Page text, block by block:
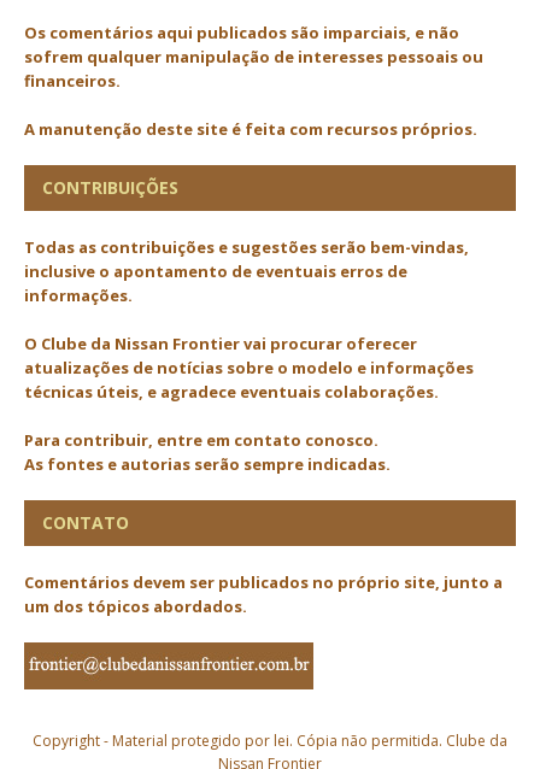
Os comentários aqui publicados são imparciais, e não
sofrem qualquer manipulação de interesses pessoais ou
financeiros.
A manutenção deste site é feita com recursos próprios.
CONTRIBUIÇÕES
Todas as contribuições e sugestões serão bem-vindas,
inclusive o apontamento de eventuais erros de
informações.
O Clube da Nissan Frontier vai procurar oferecer
atualizações de notícias sobre o modelo e informações
técnicas úteis, e agradece eventuais colaborações.
Para contribuir, entre em contato conosco.
As fontes e autorias serão sempre indicadas.
CONTATO
Comentários devem ser publicados no próprio site, junto a
um dos tópicos abordados.
Copyright - Material protegido por lei. Cópia não permitida. Clube da
Nissan Frontier